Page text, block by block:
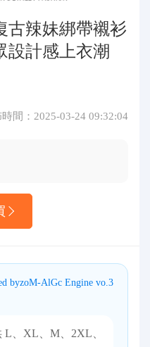
古辣妹綁帶襯衫
設計感上衣潮
時間：2025-03-24 09:32:04
byzoM-AlGc Engine vo.3
L、XL、M、2XL、